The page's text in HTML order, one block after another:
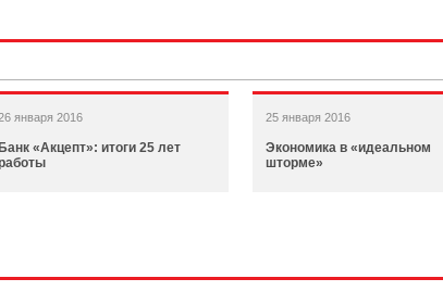
января 2016
Банк «Акцепт»: итоги 25 лет
25 января 2016
Экономика в «идеальном
шторме»